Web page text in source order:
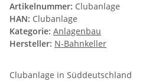
Artikelnummer: Clubanlage
HAN: Clubanlage
Kategorie: Anlagenbau
Hersteller: N-Bahnkeller
Clubanlage in Süddeutschland